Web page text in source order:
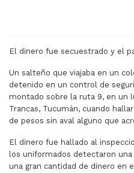
El dinero fue secuestrado y el
Un salteño que viajaba en un
detenido en un control de
montado sobre la ruta 9, en un
Trancas, Tucumán, cuando
de pesos sin aval alguno que
El dinero fue hallado al
los uniformados detectaron
una gran cantidad de dinero en